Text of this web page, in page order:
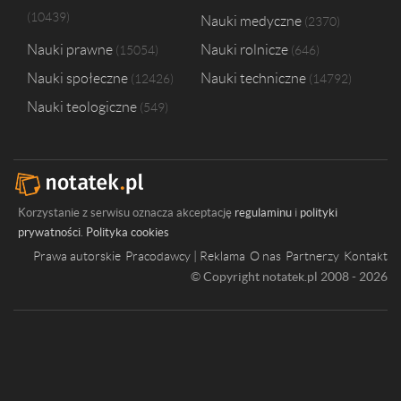
Wyższa Szkoła Bankowa w Poznaniu 2
10439 Nauki medyczne 2370
Nauki prawne 15054 Nauki rolnicze 646
Nauki społeczne 12426 Nauki techniczne 14792
Nauki teologiczne 549
Korzystanie z serwisu oznacza akceptację regulaminu i polityki
prywatności. Polityka cookies
Prawa autorskie Pracodawcy | Reklama O nas Partnerzy Kontakt
© Copyright notatek.pl 2008 - 2026